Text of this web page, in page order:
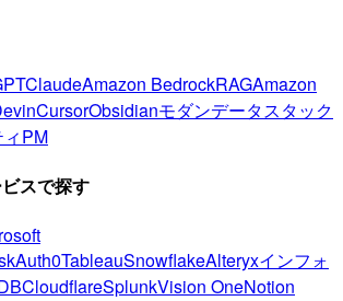
ClaudeAmazon BedrockRAGAmazon
CursorObsidianモダンデータスタック
PM
スで探す
Auth0TableauSnowflakeAlteryxインフォ
CloudflareSplunkVision OneNotion